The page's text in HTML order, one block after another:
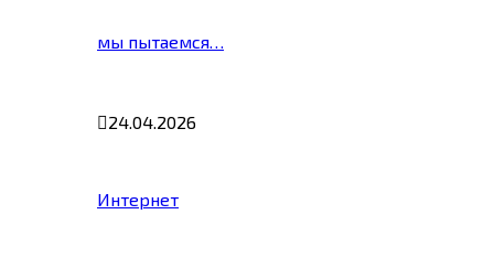
мы пытаемся…
24.04.2026
Интернет